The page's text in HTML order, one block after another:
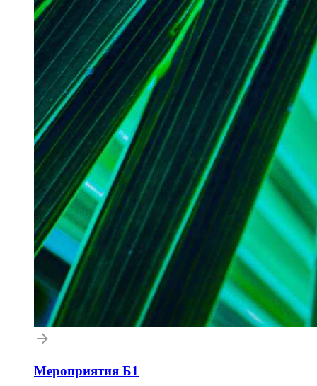
Мероприятия Б1